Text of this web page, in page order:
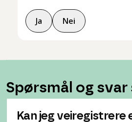
Ja Nei
Spørsmål og svar
Kan jeg veiregistrere